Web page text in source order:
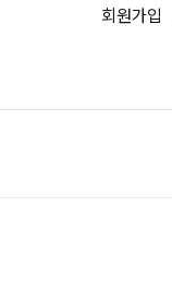
회원가입